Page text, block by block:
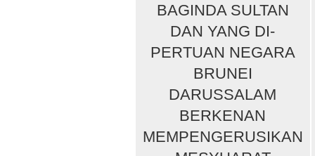
BAGINDA SULTAN
DAN YANG DI-
PERTUAN NEGARA
BRUNEI
DARUSSALAM
BERKENAN
MEMPENGERUSIKAN